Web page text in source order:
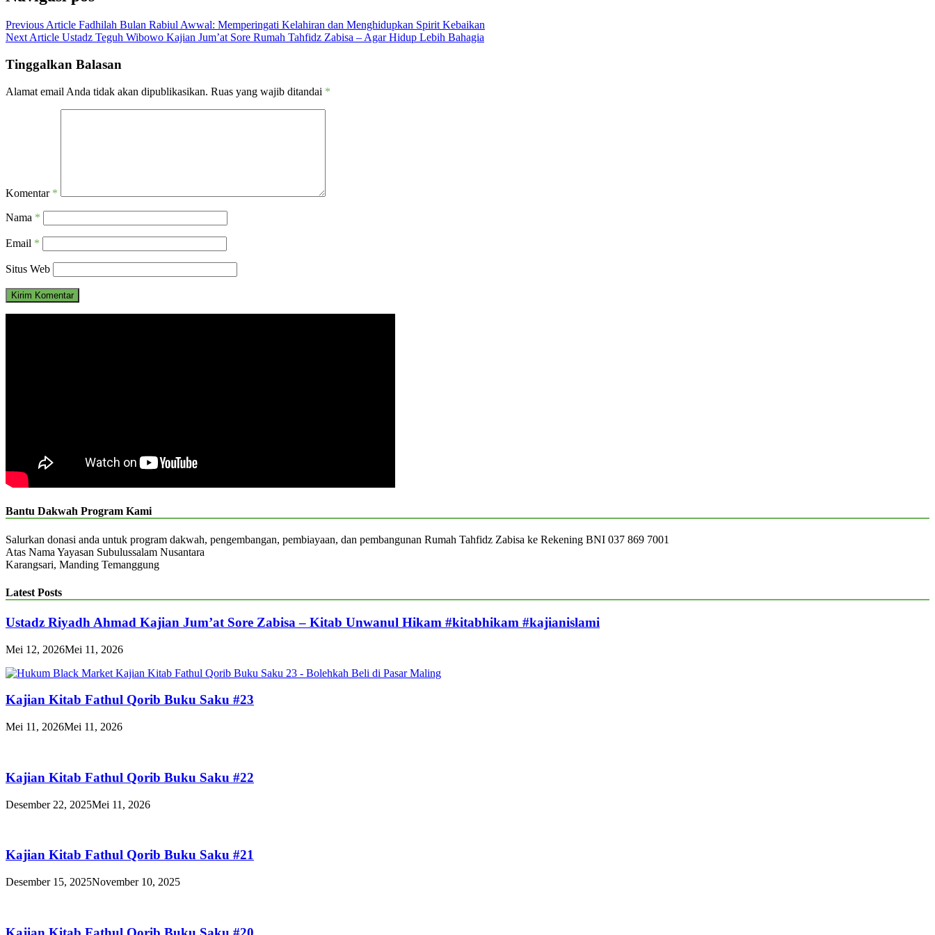
Previous Article Fadhilah Bulan Rabiul Awwal: Memperingati Kelahiran dan Menghidupkan Spirit Kebaikan
Next Article Ustadz Teguh Wibowo Kajian Jum’at Sore Rumah Tahfidz Zabisa – Agar Hidup Lebih Bahagia
Tinggalkan Balasan
Alamat email Anda tidak akan dipublikasikan. Ruas yang wajib ditandai *
Komentar *
Nama *
Email *
Situs Web
Bantu Dakwah Program Kami
Salurkan donasi anda untuk program dakwah, pengembangan, pembiayaan, dan pembangunan Rumah Tahfidz Zabisa ke Rekening BNI 037 869 7001
Atas Nama Yayasan Subulussalam Nusantara
Karangsari, Manding Temanggung
Latest Posts
Ustadz Riyadh Ahmad Kajian Jum’at Sore Zabisa – Kitab Unwanul Hikam #kitabhikam #kajianislami
Mei 12, 2026Mei 11, 2026
Kajian Kitab Fathul Qorib Buku Saku #23
Mei 11, 2026Mei 11, 2026
Kajian Kitab Fathul Qorib Buku Saku #22
Desember 22, 2025Mei 11, 2026
Kajian Kitab Fathul Qorib Buku Saku #21
Desember 15, 2025November 10, 2025